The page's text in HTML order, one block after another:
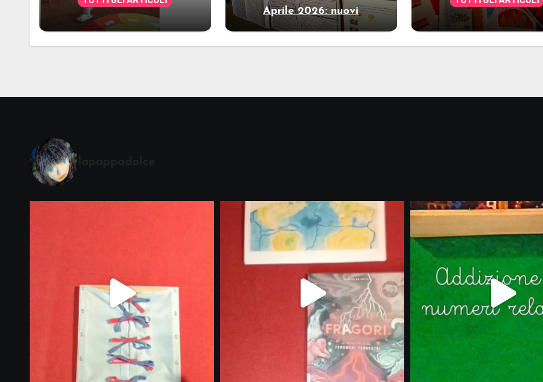
Alcuni materiali per
accompagnare la
Cerimonia del Sole
Aprile 2026: nuovi
materiali stampabili per
Marzo 2026:
materiali stampabili
gli abbonati